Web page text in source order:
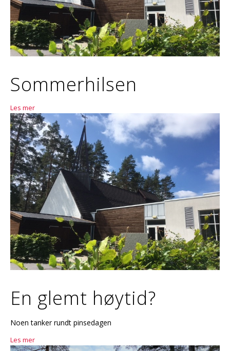
Sommerhilsen
Les mer
En glemt høytid?
Noen tanker rundt pinsedagen
Les mer